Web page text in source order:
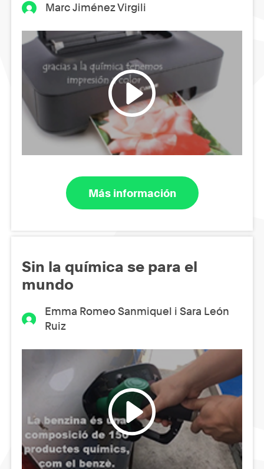
Marc Jiménez Virgili
Más información
Sin la química se para el
mundo
Emma Romeo Sanmiquel i Sara León
Ruiz